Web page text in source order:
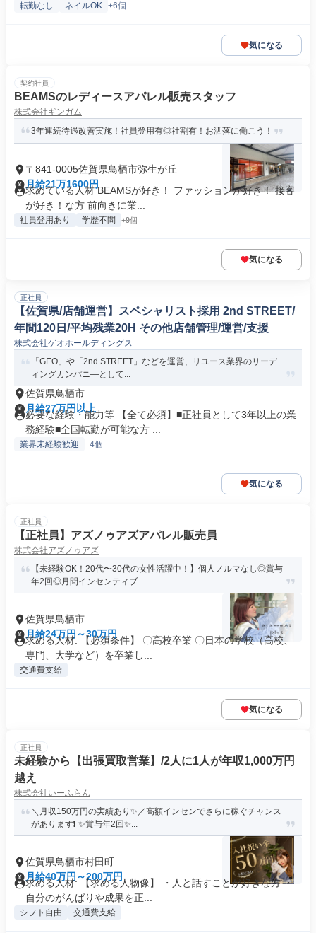
転勤なし ネイルOK +6個
気になる
契約社員
BEAMSのレディースアパレル販売スタッフ
株式会社ギンガム
3年連続待遇改善実施！社員登用有◎社割有！お洒落に働こう！
〒841-0005佐賀県鳥栖市弥生が丘
月給21万1600円
求めている人材 BEAMSが好き！ ファッションが好き！ 接客
が好き！な方 前向きに業...
社員登用あり 学歴不問 +9個
気になる
正社員
【佐賀県/店舗運営】スペシャリスト採用 2nd STREET/
年間120日/平均残業20H その他店舗管理/運営/支援
株式会社ゲオホールディングス
「GEO」や「2nd STREET」などを運営、リユース業界のリーデ
ィングカンパニ―として...
佐賀県鳥栖市
月給27万円以上
必要な経験・能力等 【全て必須】■正社員として3年以上の業
務経験■全国転勤が可能な方 ...
業界未経験歓迎 +4個
気になる
正社員
【正社員】アズノゥアズアパレル販売員
株式会社アズノゥアズ
【未経験OK！20代〜30代の女性活躍中！】個人ノルマなし◎賞与
年2回◎月間インセンティブ...
佐賀県鳥栖市
月給24万円～30万円
求める人材: 【必須条件】 〇高校卒業 〇日本の学校（高校、
専門、大学など）を卒業し...
交通費支給
気になる
正社員
未経験から【出張買取営業】/2人に1人が年収1,000万円
越え
株式会社いーふらん
＼月収150万円の実績あり✨／高額インセンでさらに稼ぐチャンス
があります❗ ✨賞与年2回✨...
佐賀県鳥栖市村田町
月給40万円～200万円
求める人材: 【求める人物像】 ・人と話すことが好きな方 ・
自分のがんばりや成果を正...
シフト自由 交通費支給